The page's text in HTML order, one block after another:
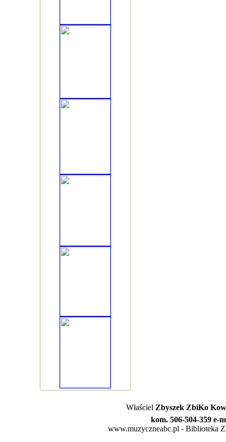
Właściel Zbyszek ZbiKo
kom. 506-504-359 e-
www.muzyczneabc.pl - Biblioteka